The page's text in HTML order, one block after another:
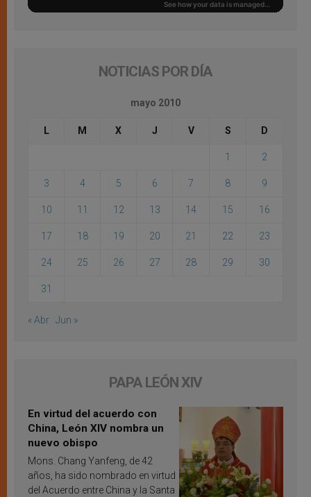
NOTICIAS POR DÍA
mayo 2010
L M X J V S D
1 2
3 4 5 6 7 8 9
10 11 12 13 14 15 16
17 18 19 20 21 22 23
24 25 26 27 28 29 30
31
« Abr Jun »
PAPA LEÓN XIV
En virtud del acuerdo con
China, León XIV nombra un
nuevo obispo
Mons. Chang Yanfeng, de 42
años, ha sido nombrado en virtud
del Acuerdo entre China y la Santa